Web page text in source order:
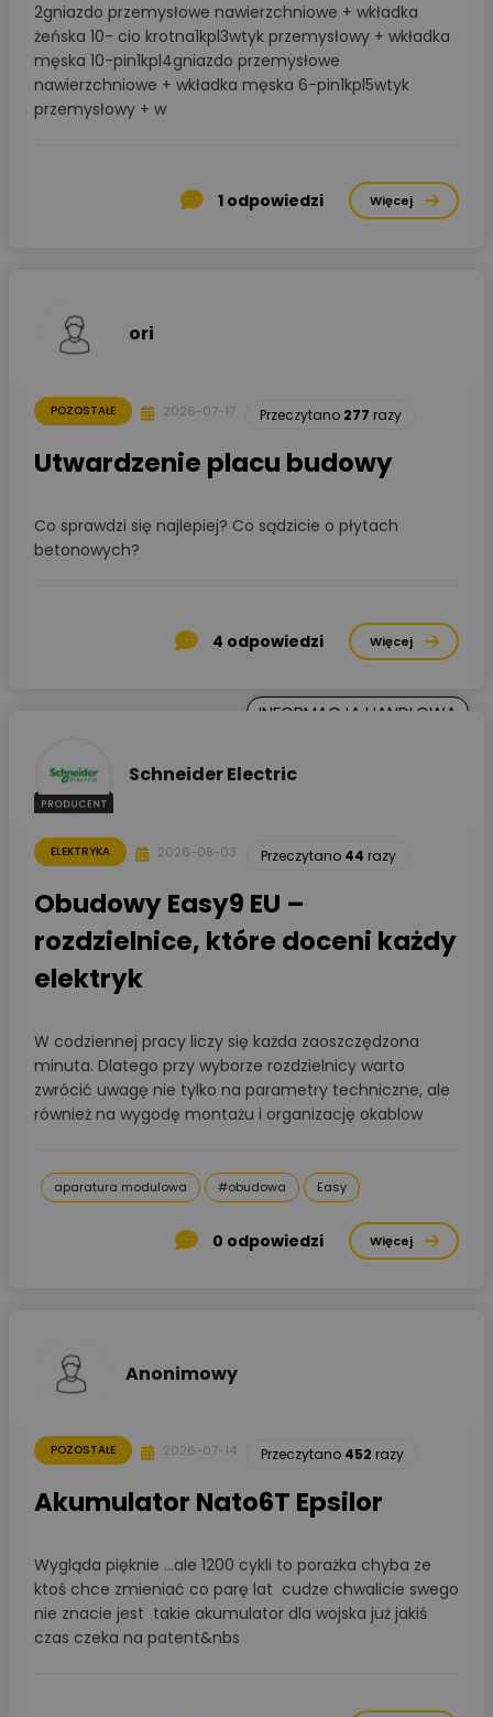
2gniazdo przemysłowe nawierzchniowe + wkładka
żeńska 10- cio krotna1kpl3wtyk przemysłowy + wkładka
męska 10-pin1kpl4gniazdo przemysłowe
nawierzchniowe + wkładka męska 6-pin1kpl5wtyk
przemysłowy + w
1 odpowiedzi Więcej
ori
POZOSTAŁE 2026-07-17 Przeczytano 277 razy
Utwardzenie placu budowy
Co sprawdzi się najlepiej? Co sądzicie o płytach
betonowych?
4 odpowiedzi Więcej
INFORMACJA HANDLOWA
Schneider Electric
ELEKTRYKA 2026-08-03 Przeczytano 44 razy
Obudowy Easy9 EU –
rozdzielnice, które doceni każdy
elektryk
W codziennej pracy liczy się każda zaoszczędzona
minuta. Dlatego przy wyborze rozdzielnicy warto
zwrócić uwagę nie tylko na parametry techniczne, ale
również na wygodę montażu i organizację okablow
aparatura modulowa #obudowa Easy
0 odpowiedzi Więcej
Anonimowy
POZOSTAŁE 2026-07-14 Przeczytano 452 razy
Akumulator Nato6T Epsilor
Wygląda pięknie ...ale 1200 cykli to porażka chyba ze
ktoś chce zmieniać co parę lat cudze chwalicie swego
nie znacie jest takie akumulator dla wojska już jakiś
czas czeka na patent&nbs